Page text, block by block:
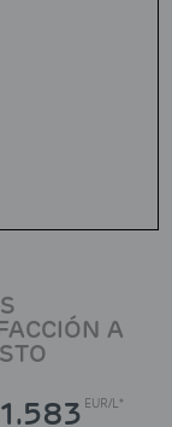
A
1.583EUR/L*